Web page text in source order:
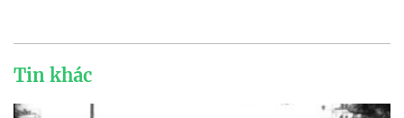
Tin khác